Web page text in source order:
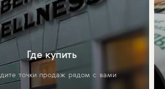
Где купить
точки продаж рядом с вами